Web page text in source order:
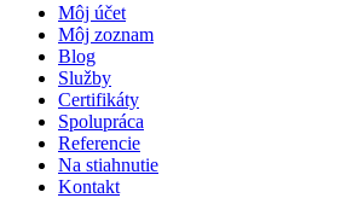
Môj účet
Môj zoznam
Blog
Služby
Certifikáty
Spolupráca
Referencie
Na stiahnutie
Kontakt